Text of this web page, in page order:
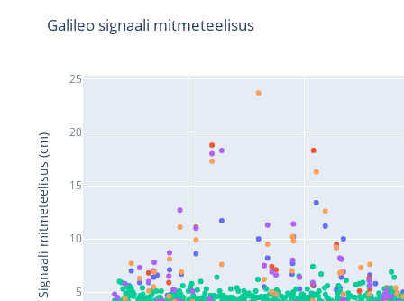
5
10
15
20
25
Galileo signaali mitmeteelisus
Signaali mitmeteelisus (cm)